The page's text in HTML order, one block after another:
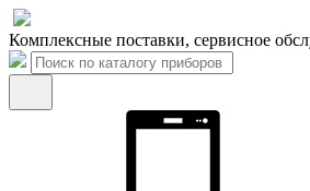
Комплексные поставки, сервисное